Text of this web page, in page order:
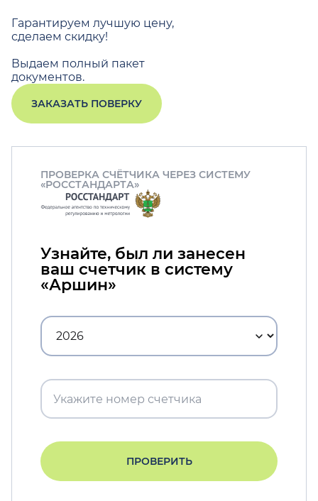
Гарантируем лучшую цену,
сделаем скидку!
Выдаем полный пакет
документов.
ЗАКАЗАТЬ ПОВЕРКУ
ПРОВЕРКА СЧЁТЧИКА ЧЕРЕЗ СИСТЕМУ
«РОССТАНДАРТА»
Узнайте, был ли занесен
ваш счетчик в систему
«Аршин»
ПРОВЕРИТЬ